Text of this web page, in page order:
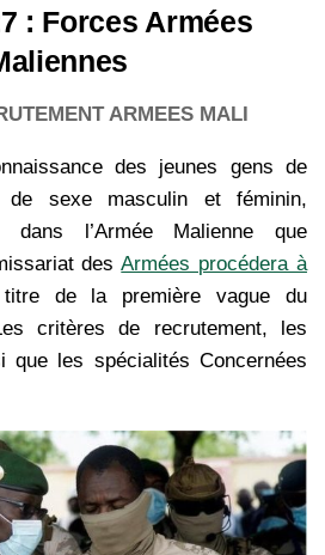
: Forces Armées
ARMEES MALI
des jeunes gens de
de sexe masculin et féminin,
l’Armée Malienne que
desArmées procédera à
de la première vague du
critères de recrutement, les
que les spécialités Concernées